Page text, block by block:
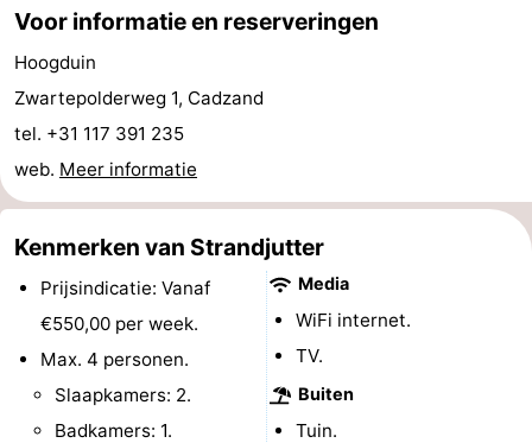
-
Fietsen
-
Paardrijden
-
Golfbanen
-
Surfen
Eten
en
Haaientanden
Voor informatie en reserveringen
Hoogduin
Zwartepolderweg 1, Cadzand
tel. +31 117 391 235
web. Meer informatie
Kenmerken van Strandjutter
Prijsindicatie: Vanaf
€550,00 per week.
Max. 4 personen.
Slaapkamers: 2.
Badkamers: 1.
Media
WiFi internet.
TV.
Buiten
Tuin.